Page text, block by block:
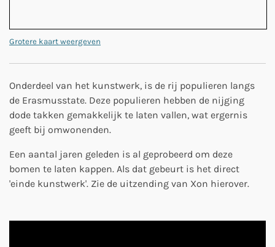
Grotere kaart weergeven
Onderdeel van het kunstwerk, is de rij populieren langs
de Erasmusstate. Deze populieren hebben de nijging
dode takken gemakkelijk te laten vallen, wat ergernis
geeft bij omwonenden.
Een aantal jaren geleden is al geprobeerd om deze
bomen te laten kappen. Als dat gebeurt is het direct
'einde kunstwerk'. Zie de uitzending van Xon hierover.